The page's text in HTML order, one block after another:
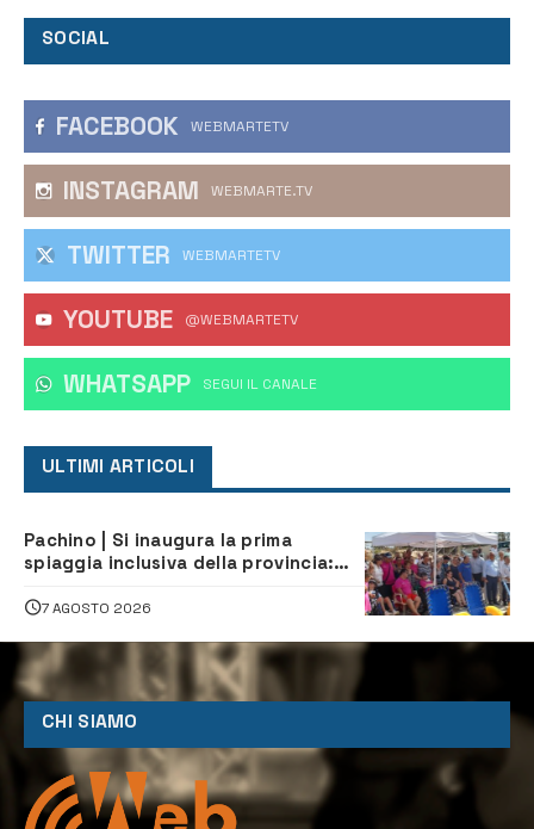
SOCIAL
FACEBOOK WEBMARTETV
INSTAGRAM WEBMARTE.TV
TWITTER WEBMARTETV
YOUTUBE @WEBMARTETV
WHATSAPP ‎SEGUI IL CANALE
ULTIMI ARTICOLI
Pachino | Si inaugura la prima
spiaggia inclusiva della provincia:
tutti
7 AGOSTO 2026
CHI SIAMO